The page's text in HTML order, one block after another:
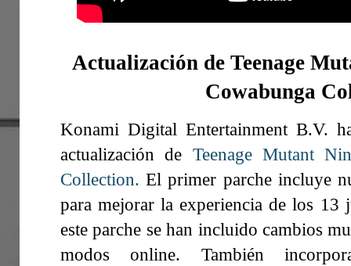
Actualización de Teenage
Cowabunga
Konami Digital Entertainment B.V.
actualización de Teenage Mutant
Collection. El primer parche incluye
para mejorar la experiencia de los 13
este parche se han incluido cambios
modos online. También